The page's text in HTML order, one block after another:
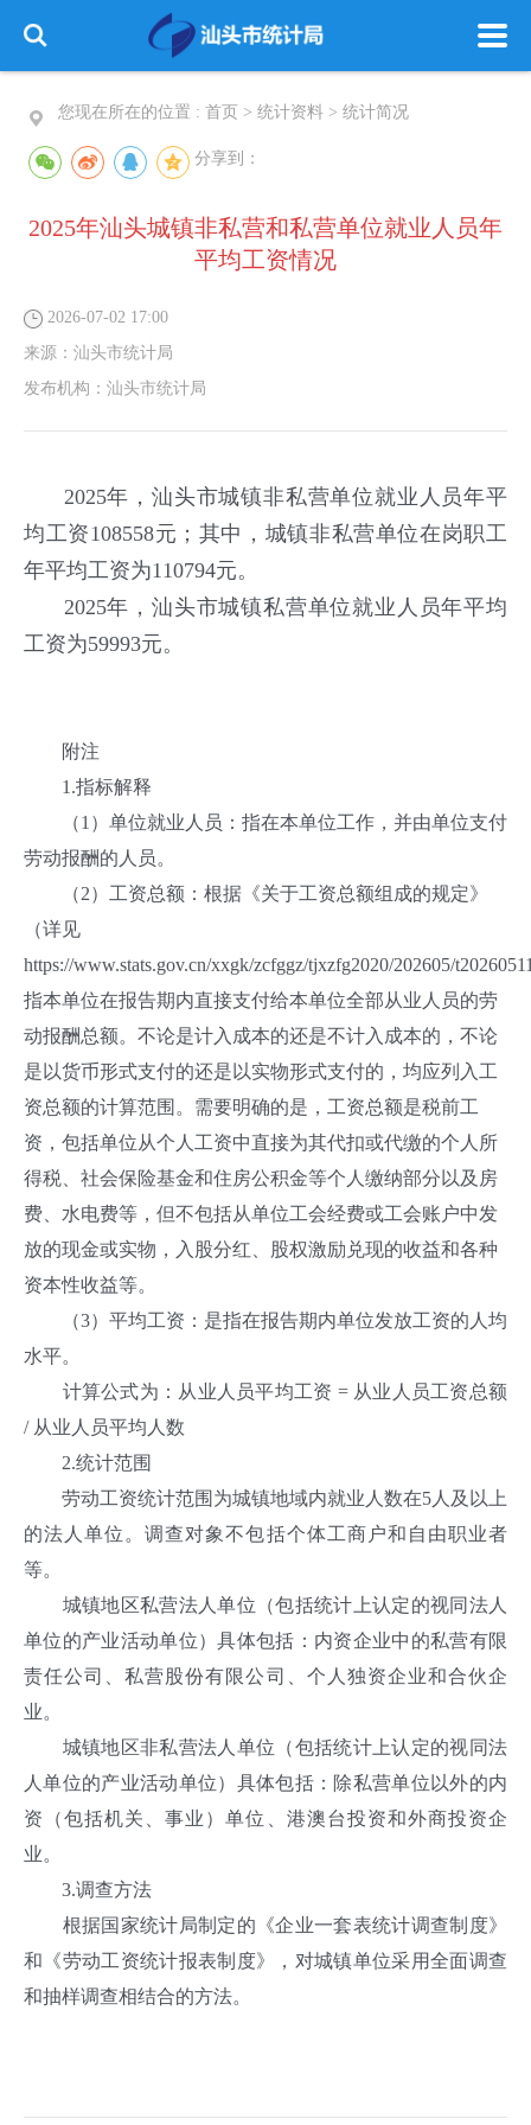
您现在所在的位置 : 首页 > 统计资料 > 统计简况
分享到：
2025年汕头城镇非私营和私营单位就业人员年
平均工资情况
2026-07-02 17:00
来源： 汕头市统计局
发布机构： 汕头市统计局
2025年，汕头市城镇非私营单位就业人员年平
均工资108558元；其中，城镇非私营单位在岗职工
年平均工资为110794元。
2025年，汕头市城镇私营单位就业人员年平均
工资为59993元。
附注
1.指标解释
（1）单位就业人员：指在本单位工作，并由单位支付
劳动报酬的人员。
（2）工资总额：根据《关于工资总额组成的规定》
（详见
https://www.stats.gov.cn/xxgk/zcfggz/tjxzfg2020/202605/
指本单位在报告期内直接支付给本单位全部从业人员的劳
动报酬总额。不论是计入成本的还是不计入成本的，不论
是以货币形式支付的还是以实物形式支付的，均应列入工
资总额的计算范围。需要明确的是，工资总额是税前工
资，包括单位从个人工资中直接为其代扣或代缴的个人所
得税、社会保险基金和住房公积金等个人缴纳部分以及房
费、水电费等，但不包括从单位工会经费或工会账户中发
放的现金或实物，入股分红、股权激励兑现的收益和各种
资本性收益等。
（3）平均工资：是指在报告期内单位发放工资的人均
水平。
计算公式为：从业人员平均工资 = 从业人员工资总额
/ 从业人员平均人数
2.统计范围
劳动工资统计范围为城镇地域内就业人数在5人及以上
的法人单位。调查对象不包括个体工商户和自由职业者
等。
城镇地区私营法人单位（包括统计上认定的视同法人
单位的产业活动单位）具体包括：内资企业中的私营有限
责任公司、私营股份有限公司、个人独资企业和合伙企
业。
城镇地区非私营法人单位（包括统计上认定的视同法
人单位的产业活动单位）具体包括：除私营单位以外的内
资（包括机关、事业）单位、港澳台投资和外商投资企
业。
3.调查方法
根据国家统计局制定的《企业一套表统计调查制度》
和《劳动工资统计报表制度》，对城镇单位采用全面调查
和抽样调查相结合的方法。